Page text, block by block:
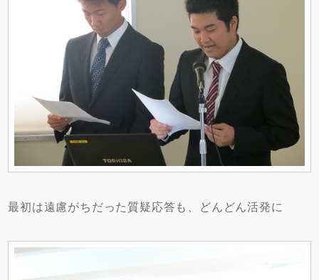
最初は遠慮がちだった質疑応答も、どんどん活発に